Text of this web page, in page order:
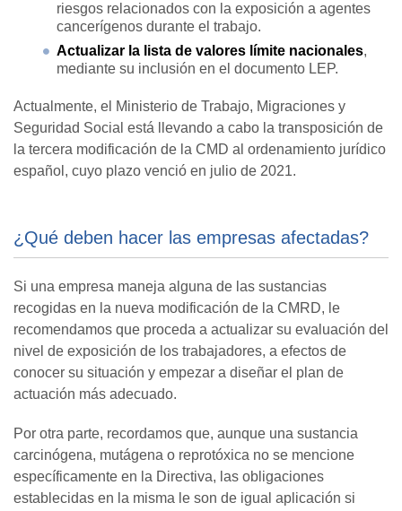
riesgos relacionados con la exposición a agentes
cancerígenos durante el trabajo.
Actualizar la lista de valores límite nacionales,
mediante su inclusión en el documento LEP.
Actualmente, el Ministerio de Trabajo, Migraciones y
Seguridad Social está llevando a cabo la transposición de
la tercera modificación de la CMD al ordenamiento jurídico
español, cuyo plazo venció en julio de 2021.
¿Qué deben hacer las empresas afectadas?
Si una empresa maneja alguna de las sustancias
recogidas en la nueva modificación de la CMRD, le
recomendamos que proceda a actualizar su evaluación del
nivel de exposición de los trabajadores, a efectos de
conocer su situación y empezar a diseñar el plan de
actuación más adecuado.
Por otra parte, recordamos que, aunque una sustancia
carcinógena, mutágena o reprotóxica no se mencione
específicamente en la Directiva, las obligaciones
establecidas en la misma le son de igual aplicación si